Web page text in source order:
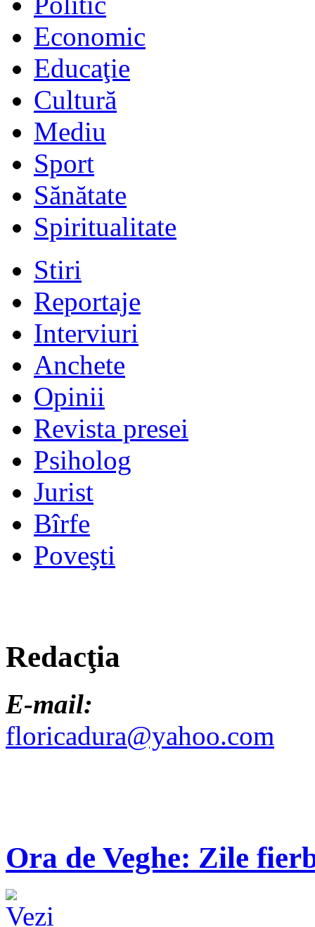
Economic
Educaţie
Cultură
Mediu
Sport
Sănătate
Spiritualitate
Stiri
Reportaje
Interviuri
Anchete
Opinii
Revista presei
Psiholog
Jurist
Bîrfe
Poveşti
Redacţia
E-mail:
floricadura@yahoo.com
Ora de Veghe: Zile